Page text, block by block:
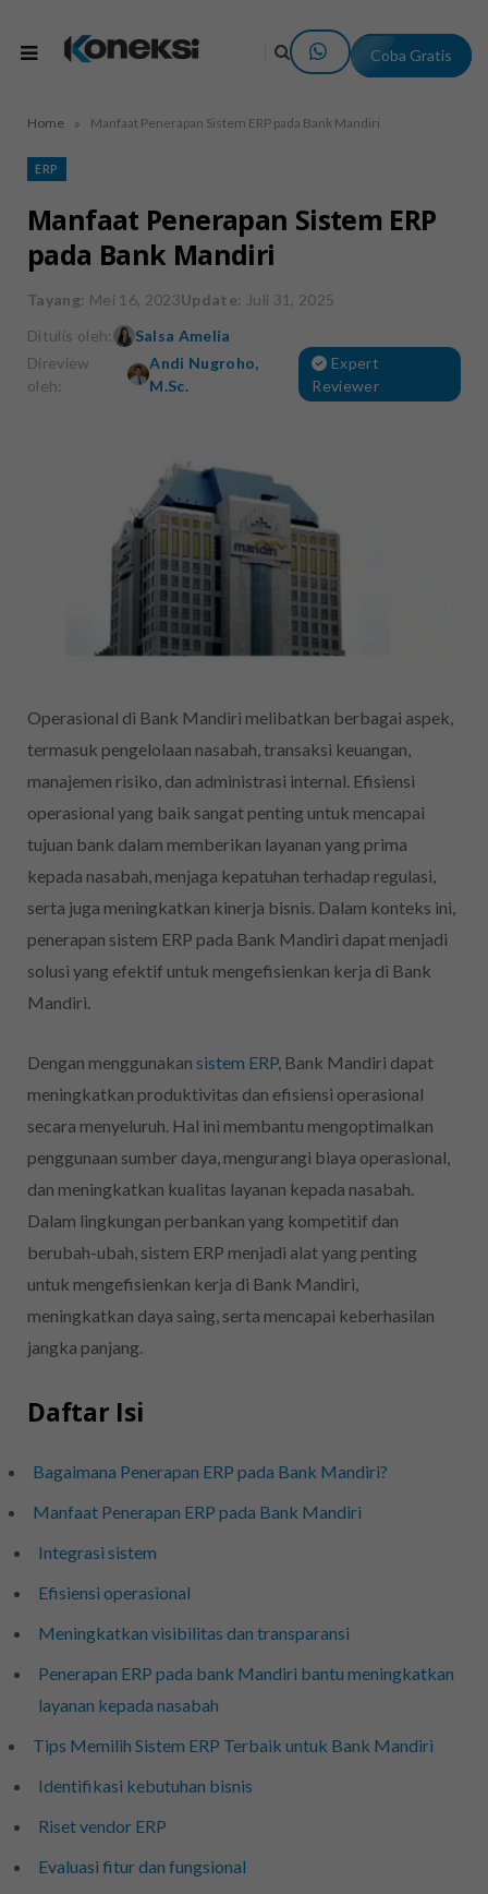
Coba Gratis
Home » Manfaat Penerapan Sistem ERP pada Bank Mandiri
ERP
Manfaat Penerapan Sistem ERP
pada Bank Mandiri
Tayang: Mei 16, 2023Update: Juli 31, 2025
Ditulis oleh:
Salsa Amelia
Direview
oleh:
Andi Nugroho,
M.Sc.
Expert
Reviewer
Operasional di Bank Mandiri melibatkan berbagai aspek,
termasuk pengelolaan nasabah, transaksi keuangan,
manajemen risiko, dan administrasi internal. Efisiensi
operasional yang baik sangat penting untuk mencapai
tujuan bank dalam memberikan layanan yang prima
kepada nasabah, menjaga kepatuhan terhadap regulasi,
serta juga meningkatkan kinerja bisnis. Dalam konteks ini,
penerapan sistem ERP pada Bank Mandiri dapat menjadi
solusi yang efektif untuk mengefisienkan kerja di Bank
Mandiri.
Dengan menggunakan sistem ERP, Bank Mandiri dapat
meningkatkan produktivitas dan efisiensi operasional
secara menyeluruh. Hal ini membantu mengoptimalkan
penggunaan sumber daya, mengurangi biaya operasional,
dan meningkatkan kualitas layanan kepada nasabah.
Dalam lingkungan perbankan yang kompetitif dan
berubah-ubah, sistem ERP menjadi alat yang penting
untuk mengefisienkan kerja di Bank Mandiri,
meningkatkan daya saing, serta mencapai keberhasilan
jangka panjang.
Daftar Isi
Bagaimana Penerapan ERP pada Bank Mandiri?
Manfaat Penerapan ERP pada Bank Mandiri
Integrasi sistem
Efisiensi operasional
Meningkatkan visibilitas dan transparansi
Penerapan ERP pada bank Mandiri bantu meningkatkan
layanan kepada nasabah
Tips Memilih Sistem ERP Terbaik untuk Bank Mandiri
Identifikasi kebutuhan bisnis
Riset vendor ERP
Evaluasi fitur dan fungsional